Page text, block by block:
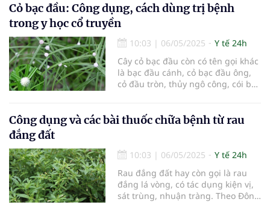
giảm đau, giảm viêm. Cây chè dây
thường được dùng để chữa các
bệnh như: Viêm kết mạc cấp; đau
dạ dày; viêm gan; cảm mạo; viêm
họng; mụn nhọt.
Cỏ bạc đầu: Công dụng, cách dùng trị bệnh
trong y học cổ truyền
10:03 | 06/05/2025
Y tế 24h
Cây cỏ bạc đầu còn có tên gọi khác
là bạc đầu cánh, cỏ bạc đầu ông,
cỏ đầu tròn, thủy ngô công, cói bạc
đường và nương bãi tại nhiều địa
phương ở nước ta. Với vị cay, tính
phong, chỉ thống và tiêu thũng, vị
thuốc này được Nhân dân sử dụng
để trị cảm mạo, ho gà, viêm phế
quản, viêm xoang,…
Công dụng và các bài thuốc chữa bệnh từ rau
đắng đất
10:03 | 06/05/2025
Y tế 24h
Rau đắng đất hay còn gọi là rau
đắng lá vòng, có tác dụng kiện vị,
sát trùng, nhuận tràng. Theo Đông